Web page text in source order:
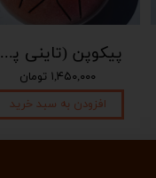
پیکوپن (تاینی پن) 6 نت برند دلکو
۱,۴۵۰,۰۰۰ تومان
افزودن به سبد خرید